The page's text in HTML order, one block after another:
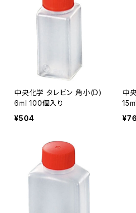
中央化学 タレビン 角小(D)
6ml 100個入り
¥504
中